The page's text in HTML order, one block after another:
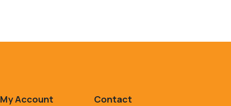
My Account Contact